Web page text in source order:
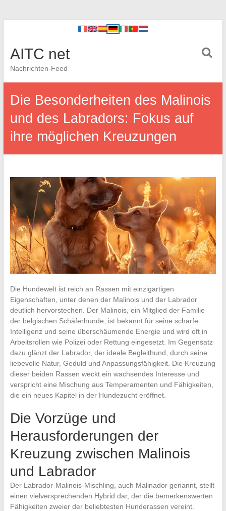
AITC net
Nachrichten-Feed
Die Besonderheiten des Malinois
und des Labradors: Fokus auf
ihre möglichen Kreuzungen
Die Hundewelt ist reich an Rassen mit einzigartigen
Eigenschaften, unter denen der Malinois und der Labrador
deutlich hervorstechen. Der Malinois, ein Mitglied der Familie
der belgischen Schäferhunde, ist bekannt für seine scharfe
Intelligenz und seine überschäumende Energie und wird oft in
Arbeitsrollen wie Polizei oder Rettung eingesetzt. Im Gegensatz
dazu glänzt der Labrador, der ideale Begleithund, durch seine
liebevolle Natur, Geduld und Anpassungsfähigkeit. Die Kreuzung
dieser beiden Rassen weckt ein wachsendes Interesse und
verspricht eine Mischung aus Temperamenten und Fähigkeiten,
die ein neues Kapitel in der Hundezucht eröffnet.
Die Vorzüge und
Herausforderungen der
Kreuzung zwischen Malinois
und Labrador
Der Labrador-Malinois-Mischling, auch Malinador genannt, stellt
einen vielversprechenden Hybrid dar, der die bemerkenswerten
Fähigkeiten zweier der beliebtesten Hunderassen vereint.